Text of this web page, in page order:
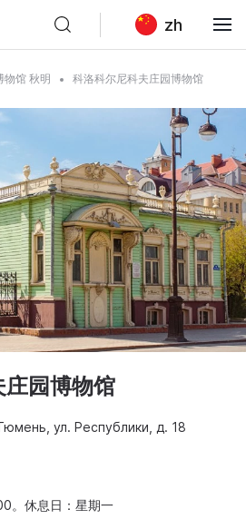
zh
物馆 秋明 科洛科尔尼科夫庄园博物馆
园博物馆
ул. Республики, д. 18
。休息日：星期一